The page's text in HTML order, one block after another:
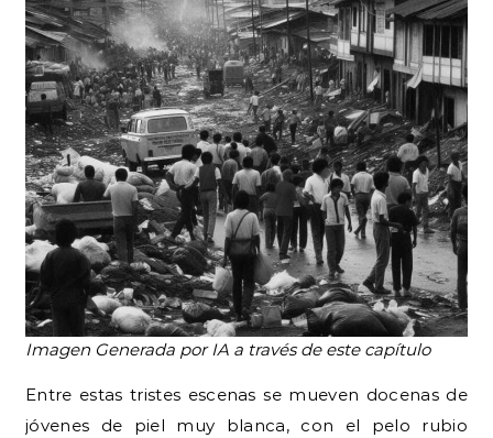
Imagen Generada por IA a través de este capítulo
Entre estas tristes escenas se mueven docenas de
jóvenes de piel muy blanca, con el pelo rubio